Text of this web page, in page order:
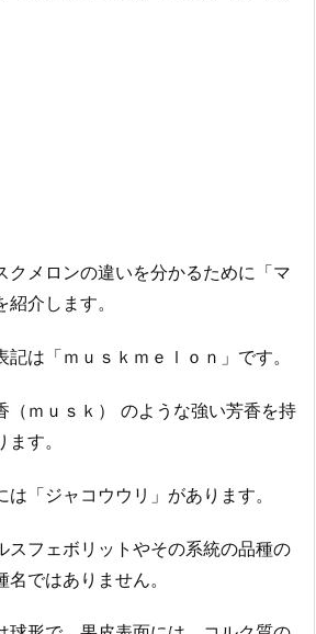
クメロンの違いを分かるために「マ
介します。
は「ｍｕｓｋｍｅｌｏｎ」です。
（ｍｕｓｋ） のような強い芳香を持
す。
「ジャコウウリ」があります。
スフェボリットやその系統の品種の
ではありません。